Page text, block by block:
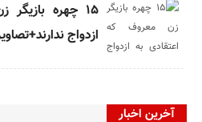
۱۵ چهره
ازدواج
آخرین اخبار